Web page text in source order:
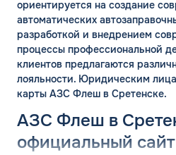
ориентируется на создание
автоматических
разработкой и внедрением
процессы профессиональной
клиентов предлагаются
лояльности. Юридическим
карты АЗС Флеш в Сретенске.
АЗС Флеш в
официальный сайт
ОБРАТНЫЙ